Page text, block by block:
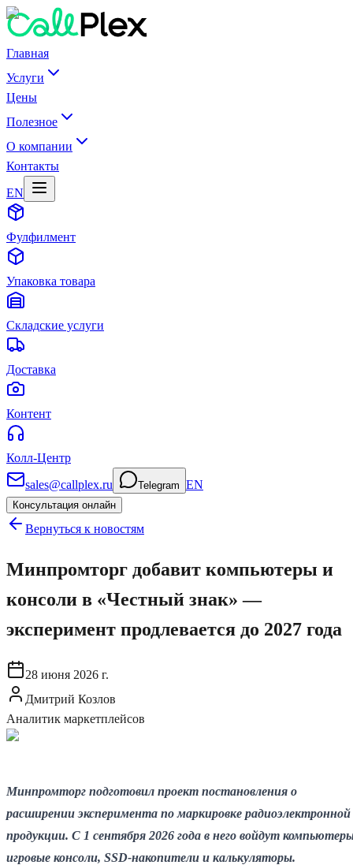
Главная
Услуги
Цены
Полезное
О компании
Контакты
EN
Фулфилмент
Упаковка товара
Складские услуги
Доставка
Контент
Колл-Центр
sales@callplex.ru
Telegram EN
Консультация онлайн
Вернуться к новостям
Минпромторг добавит компьютеры и
консоли в «Честный знак» —
эксперимент продлевается до 2027 года
28 июня 2026 г.
Дмитрий Козлов
Аналитик маркетплейсов
Минпромторг подготовил проект постановления о
расширении эксперимента по маркировке радиоэлектронной
продукции. С 1 сентября 2026 года в него войдут
игровые консоли, SSD-накопители и калькуляторы.